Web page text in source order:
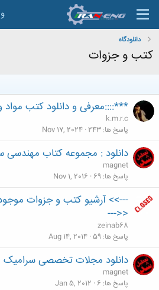
دانلودگاه
کتب و جزوات
***::::معرفی و دانلود کتب مواد
k.m.r.c
پاسخ ها 243
Nov 17, 2024
دانلود : مجموعه کتاب مهندسی
magnet
پاسخ ها 69
Nov 1, 2016
--->> آرشیو کتب و جزوات موجود
<<---
zeinab68
پاسخ ها 59
Aug 14, 2014
دانلود مجلات تخصصی سرامیک
magnet
پاسخ ها 6
Jan 5, 2012